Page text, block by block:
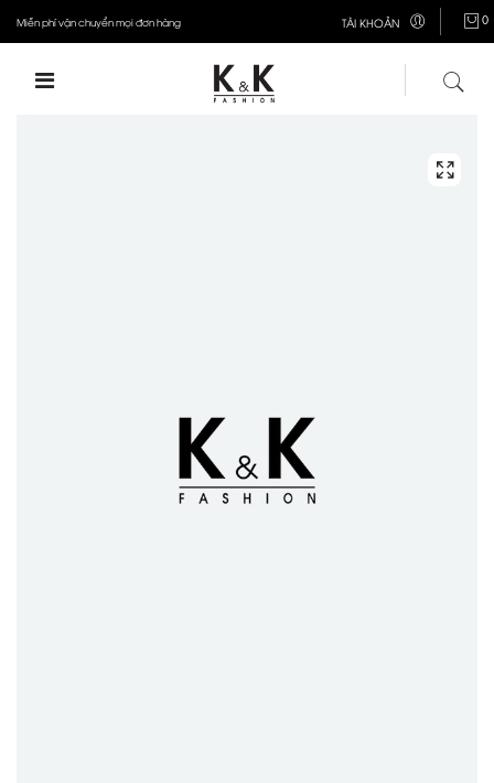
Miễn phí vận chuyển mọi đơn hàng TÀI KHOẢN 0